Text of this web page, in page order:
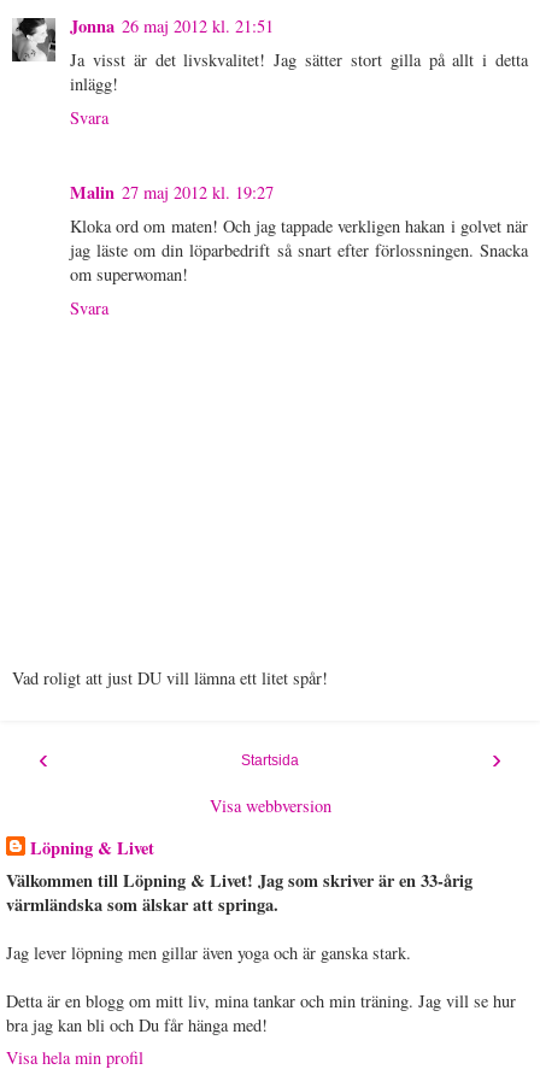
Jonna 26 maj 2012 kl. 21:51
Ja visst är det livskvalitet! Jag sätter stort gilla på allt i detta
inlägg!
Svara
Malin 27 maj 2012 kl. 19:27
Kloka ord om maten! Och jag tappade verkligen hakan i golvet när
jag läste om din löparbedrift så snart efter förlossningen. Snacka
om superwoman!
Svara
Vad roligt att just DU vill lämna ett litet spår!
‹ ›
Startsida
Visa webbversion
Löpning & Livet
Välkommen till Löpning & Livet! Jag som skriver är en 33-årig
värmländska som älskar att springa.
Jag lever löpning men gillar även yoga och är ganska stark.
Detta är en blogg om mitt liv, mina tankar och min träning. Jag vill se hur
bra jag kan bli och Du får hänga med!
Visa hela min profil